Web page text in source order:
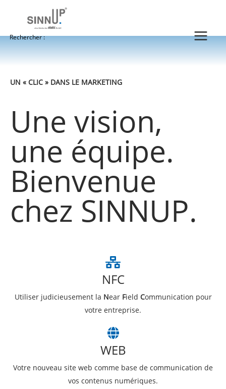
Rechercher :
UN « CLIC » DANS LE MARKETING
Une vision,
une équipe.
Bienvenue
chez SINNUP.
NFC
Utiliser judicieusement la Near Field Communication pour
votre entreprise.
WEB
Votre nouveau site web comme base de communication de
vos contenus numériques.